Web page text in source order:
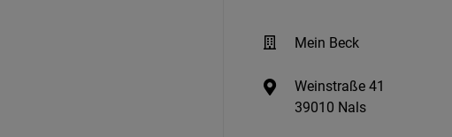
Mein Beck
Weinstraße 41
39010 Nals